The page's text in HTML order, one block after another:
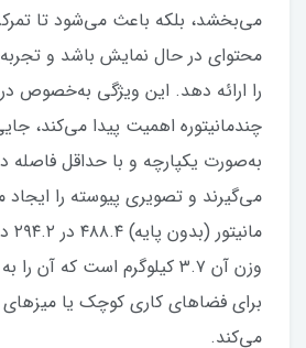
می‌بخشد، بلکه باعث می‌شود تا تمرکز
محتوای در حال نمایش باشد و
را ارائه دهد. این ویژگی به‌خصوص
چندمانیتوره اهمیت پیدا می‌کند،
به‌صورت یکپارچه و با حداقل فاصله
می‌گیرند و تصویری پیوسته را ایجاد
وزن آن ۳.۷ کیلوگرم است که آن
برای فضاهای کاری کوچک یا
می‌کند.